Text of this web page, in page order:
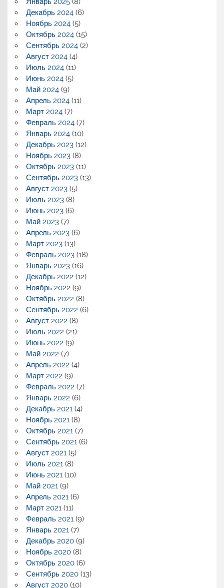
Декабрь 2024(6)
Ноябрь 2024(5)
Октябрь 2024(15)
Сентябрь 2024(2)
Август 2024(4)
Июль 2024(11)
Июнь 2024(5)
Май 2024(9)
Апрель 2024(11)
Март 2024(7)
Февраль 2024(7)
Январь 2024(10)
Декабрь 2023(12)
Ноябрь 2023(8)
Октябрь 2023(11)
Сентябрь 2023(13)
Август 2023(5)
Июль 2023(8)
Июнь 2023(6)
Май 2023(7)
Апрель 2023(6)
Март 2023(13)
Февраль 2023(18)
Январь 2023(16)
Декабрь 2022 (12)
Ноябрь 2022 (9)
Октябрь 2022 (8)
Сентябрь 2022 (6)
Август 2022 (8)
Июль 2022 (21)
Июнь 2022 (9)
Май 2022 (7)
Апрель 2022 (4)
Март 2022 (9)
Февраль 2022 (7)
Январь 2022 (6)
Декабрь 2021(4)
Ноябрь 2021(8)
Октябрь 2021(7)
Сентябрь 2021(6)
Август 2021(5)
Июль 2021(8)
Июнь 2021(10)
Май 2021(9)
Апрель 2021(6)
Март 2021(11)
Февраль 2021(9)
Январь 2021(7)
Декабрь 2020(9)
Ноябрь 2020(8)
Октябрь 2020(6)
Сентябрь 2020(13)
Август 2020(10)